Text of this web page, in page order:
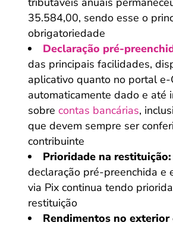
35.584,00, sendo esse o
obrigatoriedade
Declaração pré-
das principais facilidades,
aplicativo quanto no portal e-
automaticamente dado e até
sobre contas bancárias,
que devem sempre ser
contribuinte
Prioridade na restituição:
declaração pré-preenchida e
via Pix continua tendo
restituição
Rendimentos no